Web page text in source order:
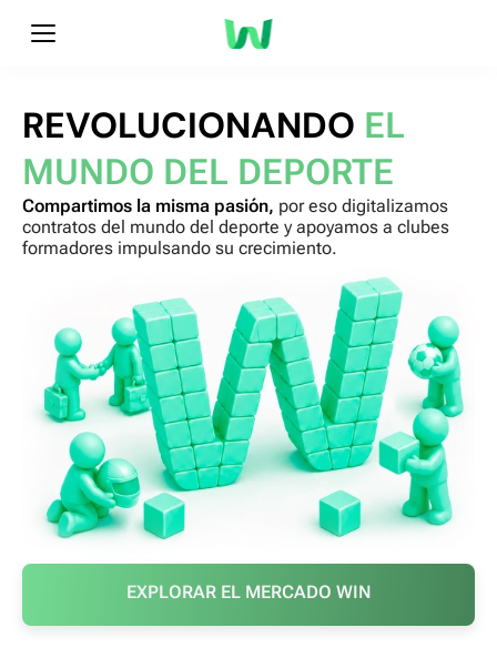
REVOLUCIONANDO EL
MUNDO DEL DEPORTE
Compartimos la misma pasión, por eso digitalizamos
contratos del mundo del deporte y apoyamos a clubes
formadores impulsando su crecimiento.
EXPLORAR EL MERCADO WIN